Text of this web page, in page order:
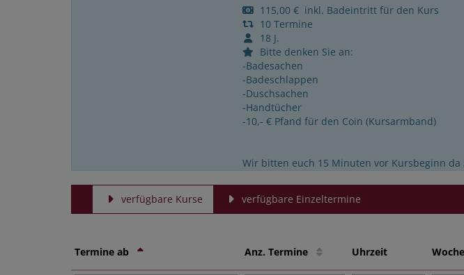
115,00 € inkl. Badeintritt für den Kurs
10 Termine
18 J.
Bitte denken Sie an:
-Badesachen
-Badeschlappen
-Duschsachen
-Handtücher
-10,- € Pfand für den Coin (Kursarmband)
Wir bitten euch 15 Minuten vor Kursbeginn da
verfügbare Kurse verfügbare Einzeltermine
Termine ab Anz. Termine Uhrzeit